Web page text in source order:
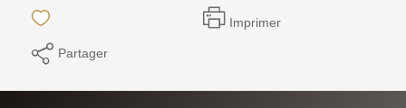
Imprimer
Partager